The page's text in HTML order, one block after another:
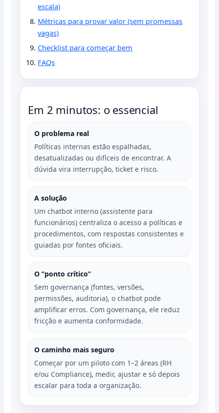
escala)
Métricas para provar valor (sem promessas
vagas)
Checklist para começar bem
FAQs
Em 2 minutos: o essencial
O problema real
Políticas internas estão espalhadas,
desatualizadas ou difíceis de encontrar. A
dúvida vira interrupção, ticket e risco.
A solução
Um chatbot interno (assistente para
funcionários) centraliza o acesso a políticas e
procedimentos, com respostas consistentes e
guiadas por fontes oficiais.
O “ponto crítico”
Sem governança (fontes, versões,
permissões, auditoria), o chatbot pode
amplificar erros. Com governança, ele reduz
fricção e aumenta conformidade.
O caminho mais seguro
Começar por um piloto com 1–2 áreas (RH
e/ou Compliance), medir, ajustar e só depois
escalar para toda a organização.